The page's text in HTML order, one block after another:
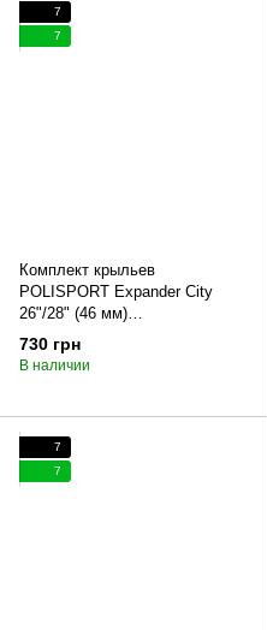
7
7
Комплект крыльев
POLISPORT Expander City
26"/28" (46 мм)
MTB/CITY/TRECKING черный
730 грн
В наличии
7
7